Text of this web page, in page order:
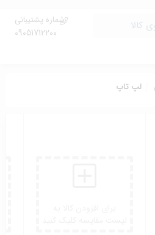
شماره پشتیبانی
09051712200 کالا
لپ تاپ